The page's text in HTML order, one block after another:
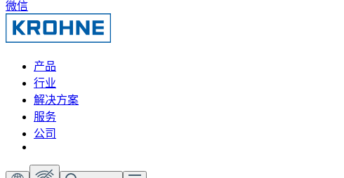
微信
产品
行业
解决方案
服务
公司